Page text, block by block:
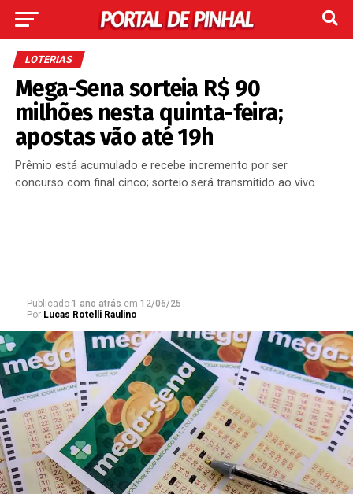
LOTERIAS
Mega-Sena sorteia R$ 90
milhões nesta quinta-feira;
apostas vão até 19h
Prêmio está acumulado e recebe incremento por ser
concurso com final cinco; sorteio será transmitido ao vivo
Publicado 1 ano atrás em 12/06/25
Por Lucas Rotelli Raulino